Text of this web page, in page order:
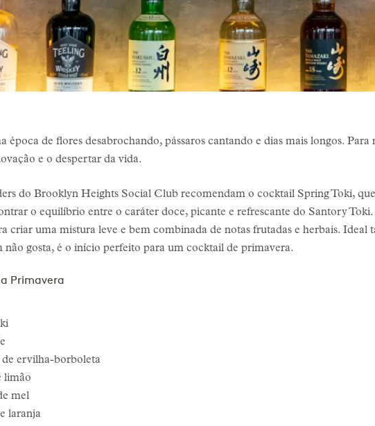
época de flores desabrochando, pássaros cantando e dias mais longos. Para
e o despertar da vida.
do Brooklyn Heights Social Club recomendam o cocktail Spring Toki,
o equilíbrio entre o caráter doce, picante e refrescante do Santory
criar uma mistura leve e bem combinada de notas frutadas e herbais. Ideal
não gosta, é o início perfeito para um cocktail de primavera.
Primavera
de ervilha-borboleta
limão
mel
laranja